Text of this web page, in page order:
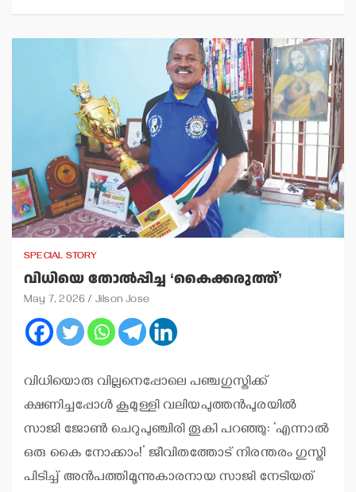
SPECIAL STORY
വിധിയെ തോല്‍പ്പിച്ച ‘കൈക്കരുത്ത്’
May 7, 2026 Jilson Jose
വിധിയൊരു വില്ലനെപ്പോലെ പഞ്ചഗുസ്തിക്ക്
ക്ഷണിച്ചപ്പോള്‍ കൂമുള്ളി വലിയപുത്തന്‍പുരയില്‍
സാജി ജോണ്‍ ചെറുപുഞ്ചിരി തൂകി പറഞ്ഞു: ‘എന്നാല്‍
ഒരു കൈ നോക്കാം!’ ജീവിതത്തോട് നിരന്തരം ഗുസ്തി
പിടിച്ച് അന്‍പത്തിമൂന്നുകാരനായ സാജി നേടിയത്